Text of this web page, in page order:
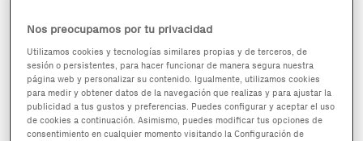
Nos preocupamos por tu privacidad
Utilizamos cookies y tecnologías similares propias y de terceros, de
sesión o persistentes, para hacer funcionar de manera segura nuestra
página web y personalizar su contenido. Igualmente, utilizamos cookies
para medir y obtener datos de la navegación que realizas y para ajustar la
publicidad a tus gustos y preferencias. Puedes configurar y aceptar el uso
de cookies a continuación. Asimismo, puedes modificar tus opciones de
consentimiento en cualquier momento visitando la Configuración de